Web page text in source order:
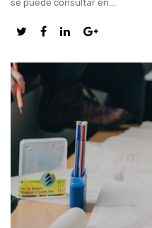
se puede consultar en...